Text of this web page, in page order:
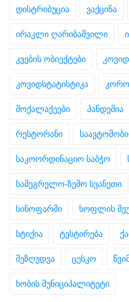
დისტრიბუცია ვაქცინა
ირაკლი ღარიბაშვილი
კვების ობიექტები
კოვიდსტატისტიკა
მოქალაქეები პანდემია
რესტორანი
საკოორდინაციო საბჭო
სამეგრელო-ზემო სვანეთი
სინოფარმი სოფლის
სტიქია ტესტირება
შეზღუდვა ცესკო
ხობის მუნიციპალიტეტი